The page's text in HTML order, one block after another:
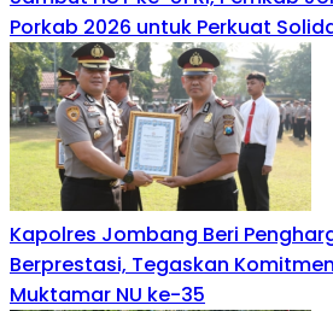
Porkab 2026 untuk Perkuat
Kapolres Jombang Beri
Berprestasi, Tegaskan
Muktamar NU ke-35